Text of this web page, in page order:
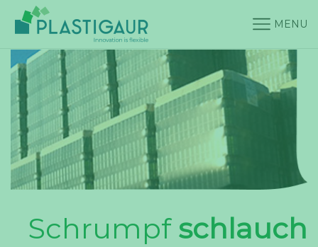
MENU
Schrumpfschlauch